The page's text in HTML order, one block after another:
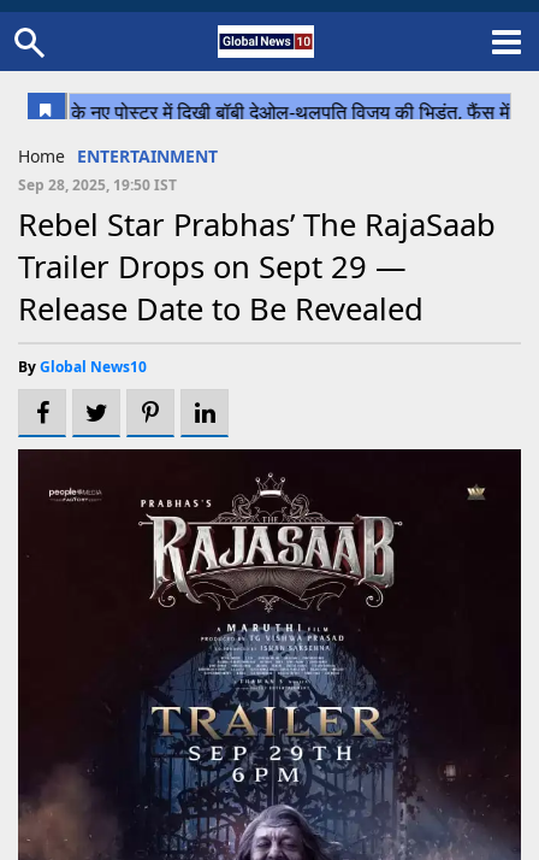
Uttar Pradesh
Chhattisgarh
Bihar
Uttrakhand
Cricket
Football
Home ENTERTAINMENT
Sep 28, 2025, 19:50 IST
Rebel Star Prabhas’ The RajaSaab
Trailer Drops on Sept 29 —
Release Date to Be Revealed
ByGlobal News10